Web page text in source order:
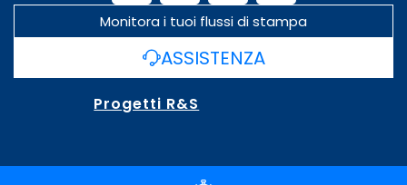
Monitora i tuoi flussi di stampa
ASSISTENZA
Progetti R&S